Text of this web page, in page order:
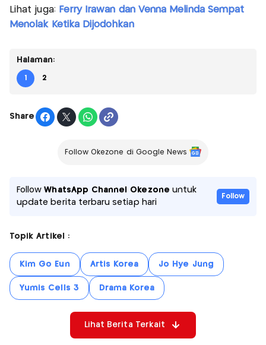
Lihat juga: Ferry Irawan dan Venna Melinda Sempat
Menolak Ketika Dijodohkan
Halaman:
1 2
Share
Follow Okezone di Google News
FollowWhatsApp Channel Okezone untuk
update berita terbaru setiap hari
Follow
Topik Artikel :
Kim Go Eun Artis Korea Jo Hye Jung
Yumis Cells 3 Drama Korea
Lihat Berita Terkait